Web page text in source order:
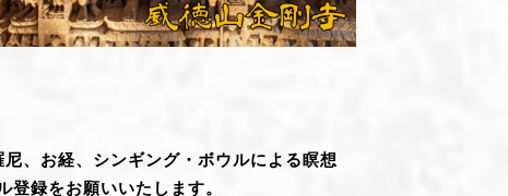
、お経、シンギング・ボウルによる瞑想
録をお願いいたします。